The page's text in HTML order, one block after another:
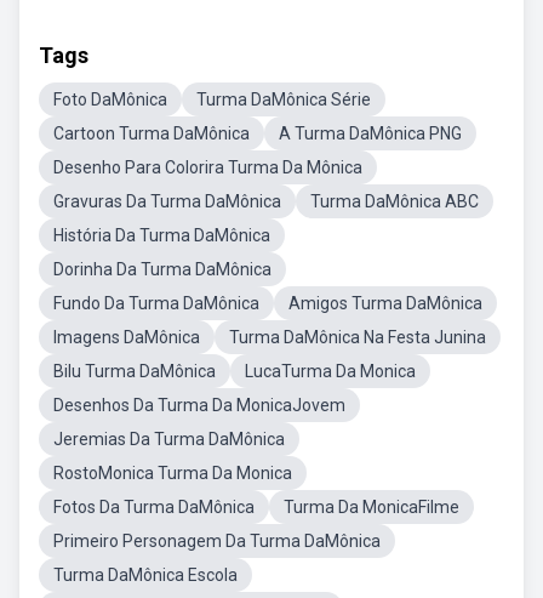
Tags
Foto DaMônica
Turma DaMônica Série
Cartoon Turma DaMônica
A Turma DaMônica PNG
Desenho Para Colorira Turma Da Mônica
Gravuras Da Turma DaMônica
Turma DaMônica ABC
História Da Turma DaMônica
Dorinha Da Turma DaMônica
Fundo Da Turma DaMônica
Amigos Turma DaMônica
Imagens DaMônica
Turma DaMônica Na Festa Junina
Bilu Turma DaMônica
LucaTurma Da Monica
Desenhos Da Turma Da MonicaJovem
Jeremias Da Turma DaMônica
RostoMonica Turma Da Monica
Fotos Da Turma DaMônica
Turma Da MonicaFilme
Primeiro Personagem Da Turma DaMônica
Turma DaMônica Escola